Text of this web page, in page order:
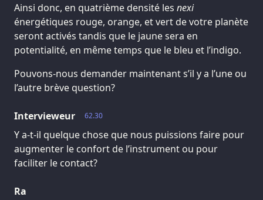
Ainsi donc, en quatrième densité les nexi
énergétiques rouge, orange, et vert de votre planète
seront activés tandis que le jaune sera en
potentialité, en même temps que le bleu et l’indigo.
Pouvons-nous demander maintenant s’il y a l’une ou
l’autre brève question?
62.30
Intervieweur
Y a-t-il quelque chose que nous puissions faire pour
augmenter le confort de l’instrument ou pour
faciliter le contact?
Ra